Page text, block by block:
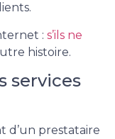
: s’ils ne
histoire.
services
d’un prestataire